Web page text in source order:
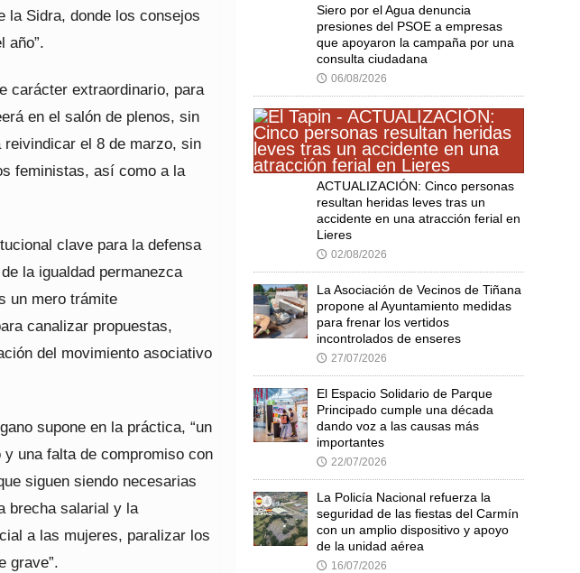
la Sidra, donde los consejos
año”.
carácter extraordinario, para
en el salón de plenos, sin
el 8 de marzo, sin
feministas, así como a la
clave para la defensa
la igualdad permanezca
un mero trámite
canalizar propuestas,
del movimiento asociativo
supone en la práctica, “un
una falta de compromiso con
siguen siendo necesarias
brecha salarial y la
a las mujeres, paralizar los
grave”.
Siero por el Agua denuncia
presiones del PSOE a empresas
que apoyaron la campaña por una
consulta ciudadana
🕔 06/08/2026
ACTUALIZACIÓN: Cinco personas
resultan heridas leves tras un
accidente en una atracción ferial en
Lieres
🕔 02/08/2026
La Asociación de Vecinos de Tiñana
propone al Ayuntamiento medidas
para frenar los vertidos
incontrolados de enseres
🕔 27/07/2026
El Espacio Solidario de Parque
Principado cumple una década
dando voz a las causas más
importantes
🕔 22/07/2026
La Policía Nacional refuerza la
seguridad de las fiestas del Carmín
con un amplio dispositivo y apoyo
de la unidad aérea
🕔 16/07/2026